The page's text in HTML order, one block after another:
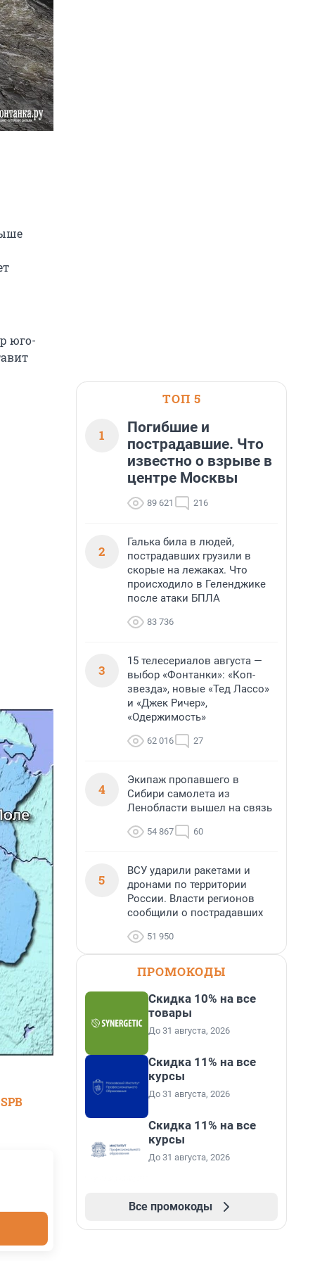
юго-
ТОП 5
1
Погибшие и
пострадавшие. Что
известно о взрыве в
центре Москвы
89 621 216
2
Галька била в людей,
пострадавших грузили в
скорые на лежаках. Что
происходило в Геленджике
после атаки БПЛА
83 736
3
15 телесериалов августа —
выбор «Фонтанки»: «Коп-
звезда», новые «Тед Лассо»
и «Джек Ричер»,
«Одержимость»
62 016 27
4
Экипаж пропавшего в
Сибири самолета из
Ленобласти вышел на связь
54 867 60
5
ВСУ ударили ракетами и
дронами по территории
России. Власти регионов
сообщили о пострадавших
51 950
ПРОМОКОДЫ
Скидка 10% на все
товары
До 31 августа, 2026
Скидка 11% на все
курсы
До 31 августа, 2026
Скидка 11% на все
курсы
До 31 августа, 2026
Все промокоды